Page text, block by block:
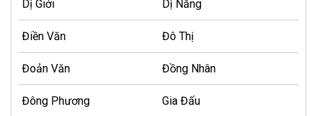
Dị Giới Dị Năng
Điền Văn Đô Thị
Đoản Văn Đồng Nhân
Đông Phương Gia Đấu